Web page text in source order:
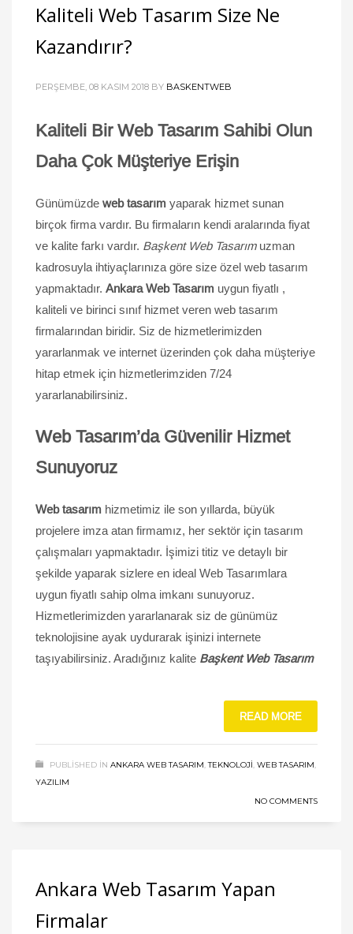
Kaliteli Web Tasarım Size Ne
Kazandırır?
PERŞEMBE, 08 KASIM 2018 BY BASKENTWEB
Kaliteli Bir Web Tasarım Sahibi Olun
Daha Çok Müşteriye Erişin
Günümüzde web tasarım yaparak hizmet sunan
birçok firma vardır. Bu firmaların kendi aralarında fiyat
ve kalite farkı vardır. Başkent Web Tasarımuzman
kadrosuyla ihtiyaçlarınıza göre size özel web tasarım
yapmaktadır. Ankara Web Tasarım uygun fiyatlı ,
kaliteli ve birinci sınıf hizmet veren web tasarım
firmalarından biridir. Siz de hizmetlerimizden
yararlanmak ve internet üzerinden çok daha müşteriye
hitap etmek için hizmetlerimziden 7/24
yararlanabilirsiniz.
Web Tasarım’da Güvenilir Hizmet
Sunuyoruz
Web tasarım hizmetimiz ile son yıllarda, büyük
projelere imza atan firmamız, her sektör için tasarım
çalışmaları yapmaktadır. İşimizi titiz ve detaylı bir
şekilde yaparak sizlere en ideal Web Tasarımlara
uygun fiyatlı sahip olma imkanı sunuyoruz.
Hizmetlerimizden yararlanarak siz de günümüz
teknolojisine ayak uydurarak işinizi internete
taşıyabilirsiniz. Aradığınız kalite Başkent Web Tasarım
READ MORE
PUBLISHED IN ANKARA WEB TASARIM,TEKNOLOJI, WEB TASARIM,
YAZILIM
NO COMMENTS
Ankara Web Tasarım Yapan
Firmalar